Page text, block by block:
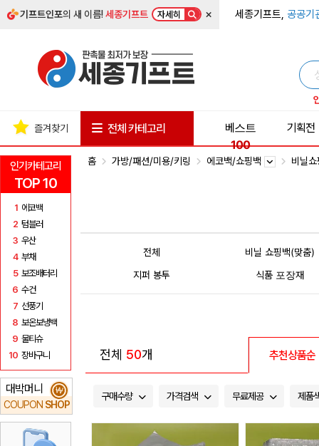
기프트인포의 새 이름!세종기프트 자세히 × 세종기프트, 공공기
인기카테고리
TOP 10
1 에코백
2 텀블러
3 우산
4 부채
5 보조배터리
6 수건
7 선풍기
8 보온보냉백
9 물티슈
10 장바구니
대박머니
COUPON SHOP
₩
즐겨찾기 전체 카테고리
베스트
100
기획전
홈 가방/패션/미용/키링 에코백/쇼핑백 비닐
전체
비닐 쇼핑백(맞춤)
지퍼 봉투
식품 포장재
전체 50개 추천상품순
구매수량 가격검색 무료제공 제품